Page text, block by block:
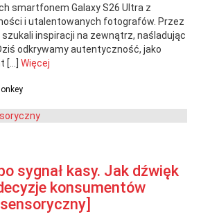
smartfonem Galaxy S26 Ultra z
i utalentowanych fotografów. Przez
szukali inspiracji na zewnątrz, naśladując
odkrywamy autentyczność, jako
[…] Więcej
sygnał kasy. Jak dźwięk
konsumentów